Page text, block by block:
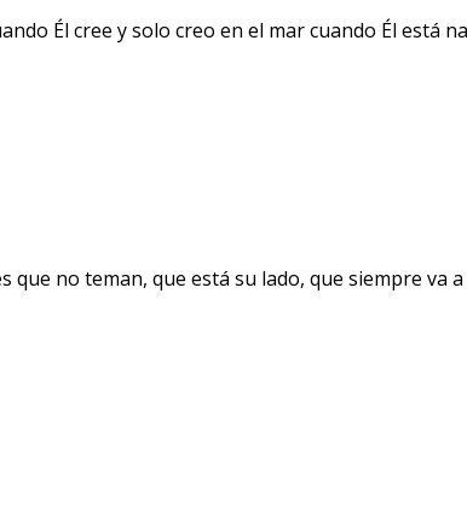
Él cree y solo creo en el mar cuando Él está
que no teman, que está su lado, que siempre va